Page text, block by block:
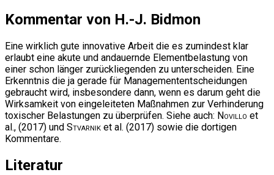
Kommentar von H.-J. Bidmon
Eine wirklich gute innovative Arbeit die es zumindest klar
erlaubt eine akute und andauernde Elementbelastung von
einer schon länger zurückliegenden zu unterscheiden. Eine
Erkenntnis die ja gerade für Managemententscheidungen
gebraucht wird, insbesondere dann, wenn es darum geht die
Wirksamkeit von eingeleiteten Maßnahmen zur Verhinderung
toxischer Belastungen zu überprüfen. Siehe auch: Novillo et
al., (2017) und Stvarnik et al. (2017) sowie die dortigen
Kommentare.
Literatur